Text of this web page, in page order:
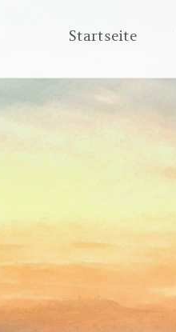
Inhalt
Startseite